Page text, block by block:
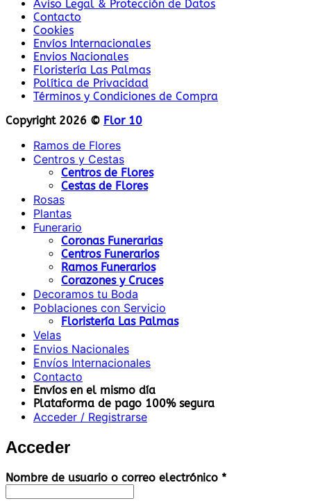
Aviso Legal & Protección de Datos
Contacto
Cookies
Envíos Internacionales
Envios Nacionales
Floristería Las Palmas
Política de Privacidad
Términos y Condiciones de Compra
Copyright 2026 © Flor 10
Ramos de Flores
Centros y Cestas
Centros de Flores
Cestas de Flores
Rosas
Plantas
Funerario
Coronas Funerarias
Centros Funerarios
Ramos Funerarios
Corazones y Cruces
Decoramos tu Boda
Poblaciones con Servicio
Floristería Las Palmas
Velas
Envios Nacionales
Envíos Internacionales
Contacto
Envíos en el mismo día
Plataforma de pago 100% segura
Acceder / Registrarse
Acceder
Nombre de usuario o correo electrónico *Obligatorio